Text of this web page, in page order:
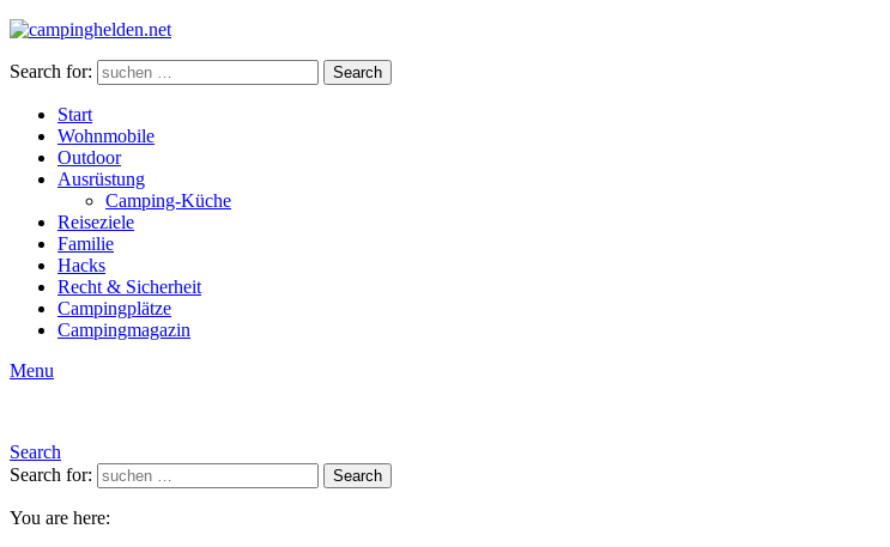
Search for: Search
Start
Wohnmobile
Outdoor
Ausrüstung
Camping-Küche
Reiseziele
Familie
Hacks
Recht & Sicherheit
Campingplätze
Campingmagazin
Menu
Search
Search for:
Search
You are here: